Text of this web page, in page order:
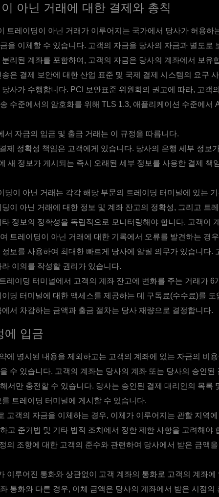
아닌 거래에 대한 결제와 총칙
트레이딩이 아닌 거래가 이루어지는 국가에서 당사가 허용하
을 이체할 수 있습니다. 고객의 자금을 당사의 자금과 별도로
리된 계좌를 포함하여, 고객의 자금은 당사의 계좌에서 보유
은 결제 보안에 대한 산업 표준 및 국제 결제 시스템의 요구
사가 수행합니다. PCI 보안표준 위원회의 권고에 따라, 고객
수준에서의 암호화를 위해 TLS 1.3, 애플리케이션 수준에서
서 자금의 입금 및 출금 거래는 이 규정을 따릅니다.
제 정확성 책임은 고객에게 있습니다. 당사의 은행 세부 정보
새 정보가 게시되는 즉시 오래된 세부 정보를 사용한 결제 책
딩이 아닌 거래는 각각 해당 부문의 트레이딩 터미널에 있는
이 아닌 거래에 대한 정보 및 계좌 잔고의 정확성, 그리고 트
정보의 정확성을 독립적으로 모니터링해야 합니다. 고객이
트레이딩이 아닌 거래에 대한 기록에서 오류를 발견하는 경
보를 사용하여 최대한 빠르게 당사에 알릴 의무가 있습니다.
이의를 작성할 권리가 있습니다.
레이딩 터미널에서 고객의 계좌 잔고에 변화를 주는 거래가 6
딩 터미널에 대한 액세스를 제공하는 데 구독료(수수료)를 도
서 차감하는 금액과 출금 절차는 당사 재량으로 결정합니다.
에 입금
에 명시된 내용을 제외하고는 고객의 계좌에 있는 자금의 비
수 있습니다. 고객의 계좌는 당사의 계좌 또는 당사의 승인된
서만 충전할 수 있습니다. 당사는 승인된 결제 대리인의 목록
트레이딩 터미널에 게시할 수 있습니다.
고객의 자금을 이체하는 경우, 이체가 이루어지는 관할 지역
고 준거법 및 기타 법적 조치에서 정한 제한 사항을 고려해야
의 조항에 대한 고객의 준수와 관련하여 당사에서 받은 금액
이루어진 통화와 상관없이 고객 계좌의 통화로 고객의 계좌에
통화와 다른 경우, 이체 금액은 당사의 계좌에서 받은 시점의